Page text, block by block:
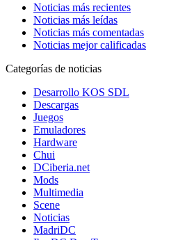
Noticias más recientes
Noticias más leídas
Noticias más comentadas
Noticias mejor calificadas
Categorías de noticias
Desarrollo KOS SDL
Descargas
Juegos
Emuladores
Hardware
Chui
DCiberia.net
Mods
Multimedia
Scene
Noticias
MadriDC